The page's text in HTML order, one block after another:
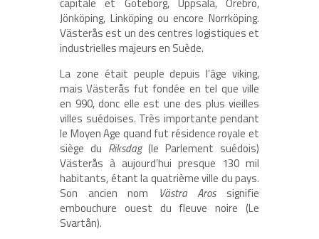
Jönköping, Linköping ou encore Norrköping.
Västerås est un des centres logistiques et
industrielles majeurs en Suède.
La zone était peuple depuis l’âge viking,
mais Västerås fut fondée en tel que ville
en 990, donc elle est une des plus vieilles
villes suédoises. Très importante pendant
le Moyen Age quand fut résidence royale et
siège du Riksdag(le Parlement suédois)
Västerås à aujourd’hui presque 130 mil
habitants, étant la quatrième ville du pays.
Son ancien nom Västra Arossignifie
embouchure ouest du fleuve noire (Le
Svartån).